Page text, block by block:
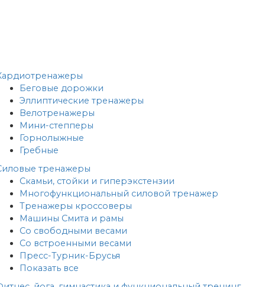
Беговые дорожки
Эллиптические тренажеры
Велотренажеры
Мини-степперы
Горнолыжные
Гребные
тренажеры
Скамьи, стойки и гиперэкстензии
Многофункциональный силовой тренажер
Тренажеры кроссоверы
Машины Смита и рамы
Со свободными весами
Со встроенными весами
Пресс-Турник-Брусья
Показать все